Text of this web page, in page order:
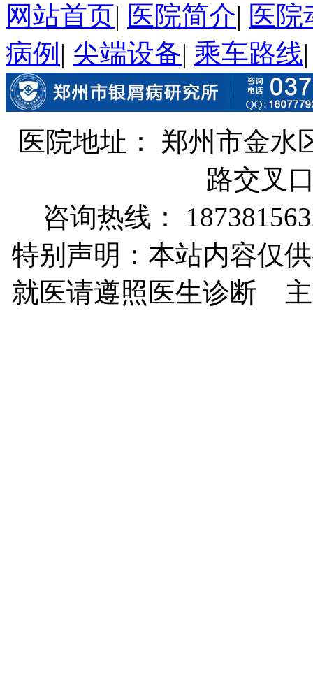
网站首页| 医院简介| 医院
病例 | 尖端设备| 乘车路线
医院地址： 郑州市金水
路交叉
咨询热线：
特别声明：本站内容仅
就医请遵照医生诊断